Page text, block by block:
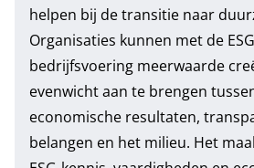
helpen bij de transitie naar
Organisaties kunnen met de
bedrijfsvoering meerwaarde
evenwicht aan te brengen
economische resultaten,
belangen en het milieu. Het